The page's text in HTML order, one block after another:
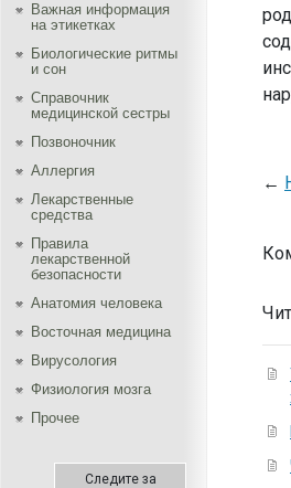
Важная информация
на этикетках
Биологические ритмы
и сон
Справочник
медицинской сестры
Позвоночник
Аллергия
Лекарственные
средства
Правила
лекарственной
безопасности
Aнатомия человека
Восточная медицина
Вирусология
Физиология мозга
Прочее
Следите за
←